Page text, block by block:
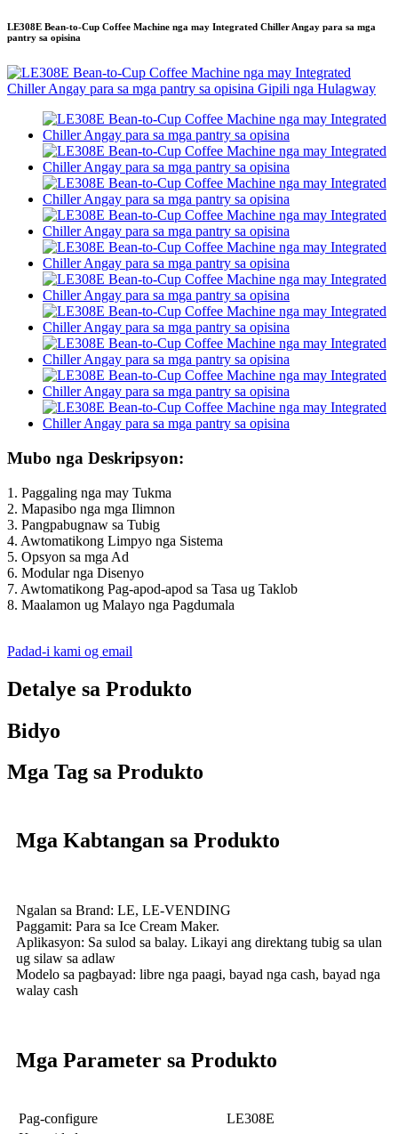
LE308E Bean-to-Cup Coffee Machine nga may Integrated Chiller Angay para sa mga
pantry sa opisina
Mubo nga Deskripsyon:
1. Paggaling nga may Tukma
2. Mapasibo nga mga Ilimnon
3. Pangpabugnaw sa Tubig
4. Awtomatikong Limpyo nga Sistema
5. Opsyon sa mga Ad
6. Modular nga Disenyo
7. Awtomatikong Pag-apod-apod sa Tasa ug Taklob
8. Maalamon ug Malayo nga Pagdumala
Padad-i kami og email
Detalye sa Produkto
Bidyo
Mga Tag sa Produkto
Mga Kabtangan sa Produkto
Ngalan sa Brand: LE, LE-VENDING
Paggamit: Para sa Ice Cream Maker.
Aplikasyon: Sa sulod sa balay. Likayi ang direktang tubig sa ulan
ug silaw sa adlaw
Modelo sa pagbayad: libre nga paagi, bayad nga cash, bayad nga
walay cash
Mga Parameter sa Produkto
Pag-configure
LE308E